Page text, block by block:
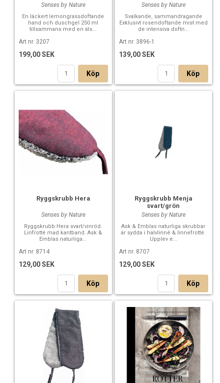
Senses by Nature
En läckert lemongrassdoftande
hand och duschgel 250 ml
tillsammans med en äls...
Art nr. 3207
199,00 SEK
Köp
Senses by Nature
Svalkande, sammandragande
Exklusivt rosendoftande mist med
de intensiva doftn...
Art nr. 3896-1
139,00 SEK
Köp
Ryggskrubb Hera
Senses by Nature
Ryggskrubb Hera svart/vinröd.
Linfrotté mad kantband. Ask &
Emblas naturliga...
Art nr. 8714
129,00 SEK
Köp
Ryggskrubb Menja
svart/grön
Senses by Nature
Ask & Emblas naturliga skrubbar
är sydda i halvlinné & linnefrotté.
Upplev e...
Art nr. 8707
129,00 SEK
Köp